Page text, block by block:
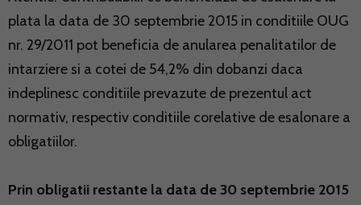
plata la data de 30 septembrie 2015 in conditiile OUG
nr. 29/2011 pot beneficia de anularea penalitatilor de
intarziere si a cotei de 54,2% din dobanzi daca
indeplinesc conditiile prevazute de prezentul act
normativ, respectiv conditiile corelative de esalonare a
obligatiilor.
Prin obligatii restante la data de 30 septembrie 2015